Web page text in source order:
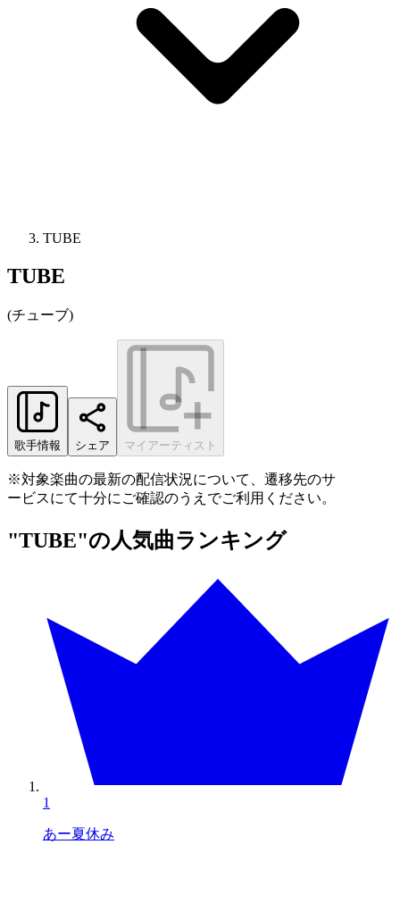
TUBE
TUBE
(チューブ)
歌手情報 シェア マイアーティスト
※対象楽曲の最新の配信状況について、遷移先のサ
ービスにて十分にご確認のうえでご利用ください。
"TUBE"の人気曲ランキング
1
あー夏休み